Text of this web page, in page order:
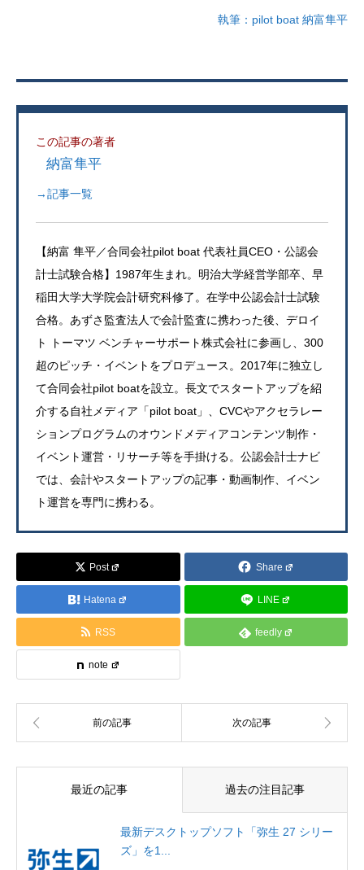
執筆：pilot boat 納富隼平
この記事の著者
納富隼平
→記事一覧
【納富 隼平／合同会社pilot boat 代表社員CEO・公認会
計士試験合格】1987年生まれ。明治大学経営学部卒、早
稲田大学大学院会計研究科修了。在学中公認会計士試験
合格。あずさ監査法人で会計監査に携わった後、デロイ
ト トーマツ ベンチャーサポート株式会社に参画し、300
超のピッチ・イベントをプロデュース。2017年に独立し
て合同会社pilot boatを設立。長文でスタートアップを紹
介する自社メディア「pilot boat」、CVCやアクセラレー
ションプログラムのオウンドメディアコンテンツ制作・
イベント運営・リサーチ等を手掛ける。公認会計士ナビ
では、会計やスタートアップの記事・動画制作、イベン
ト運営を専門に携わる。
Post Share
Hatena LINE
RSS feedly
note
最近の記事 過去の注目記事
最新デスクトップソフト「弥生 27 シリー
ズ」を1...